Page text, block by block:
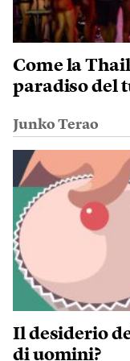
Come la
paradiso del
Junko Terao
Il desiderio
di uomini?